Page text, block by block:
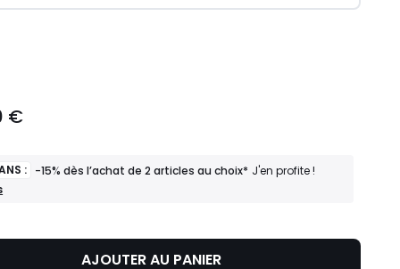
€
: -15% dès l’achat de 2 articles au choix* J'en profite !
AJOUTER AU PANIER